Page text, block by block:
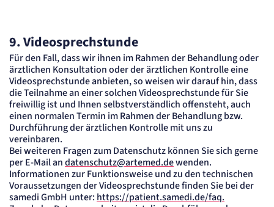
9. Videosprechstunde
Für den Fall, dass wir ihnen im Rahmen der Behandlung oder
ärztlichen Konsultation oder der ärztlichen Kontrolle eine
Videosprechstunde anbieten, so weisen wir darauf hin, dass
die Teilnahme an einer solchen Videosprechstunde für Sie
freiwillig ist und Ihnen selbstverständlich offensteht, auch
einen normalen Termin im Rahmen der Behandlung bzw.
Durchführung der ärztlichen Kontrolle mit uns zu
vereinbaren.
Bei weiteren Fragen zum Datenschutz können Sie sich gerne
per E-Mail andatenschutz@artemed.dewenden.
Informationen zur Funktionsweise und zu den technischen
Voraussetzungen der Videosprechstunde finden Sie bei der
samedi GmbH unter: https://patient.samedi.de/faq.